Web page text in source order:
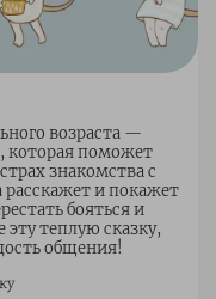
возраста —
которая поможет
знакомства с
и покажет
бояться и
теплую сказку,
общения!